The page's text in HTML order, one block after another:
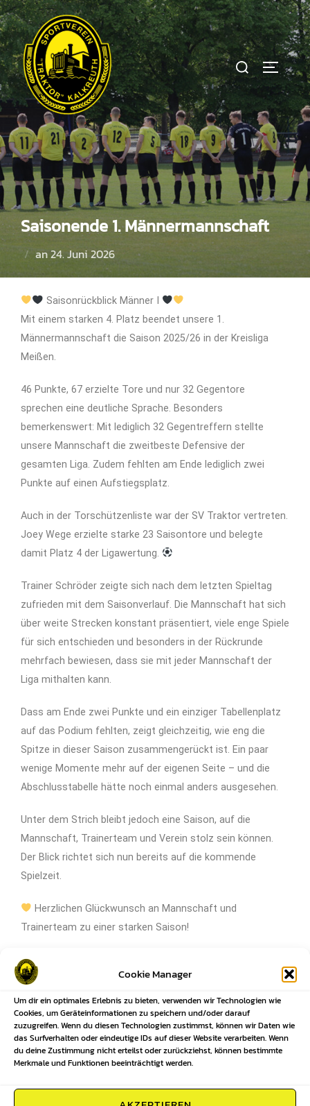
Cookie Manager
Um dir ein optimales Erlebnis zu bieten, verwenden wir Technologien wie
Cookies, um Geräteinformationen zu speichern und/oder darauf
zuzugreifen. Wenn du diesen Technologien zustimmst, können wir Daten wie
das Surfverhalten oder eindeutige IDs auf dieser Website verarbeiten. Wenn
du deine Zustimmung nicht erteilst oder zurückziehst, können bestimmte
Merkmale und Funktionen beeinträchtigt werden.
Saisonende 1. Männermannschaft
an24. Juni 2026
Saisonrückblick Männer I
Mit einem starken 4. Platz beendet unsere 1.
Männermannschaft die Saison 2025/26 in der Kreisliga
Meißen.
46 Punkte, 67 erzielte Tore und nur 32 Gegentore
sprechen eine deutliche Sprache. Besonders
bemerkenswert: Mit lediglich 32 Gegentreffern stellte
unsere Mannschaft die zweitbeste Defensive der
gesamten Liga. Zudem fehlten am Ende lediglich zwei
Punkte auf einen Aufstiegsplatz.
Auch in der Torschützenliste war der SV Traktor vertreten.
Joey Wege erzielte starke 23 Saisontore und belegte
damit Platz 4 der Ligawertung.
Trainer Schröder zeigte sich nach dem letzten Spieltag
zufrieden mit dem Saisonverlauf. Die Mannschaft hat sich
über weite Strecken konstant präsentiert, viele enge Spiele
für sich entschieden und besonders in der Rückrunde
mehrfach bewiesen, dass sie mit jeder Mannschaft der
Liga mithalten kann.
Dass am Ende zwei Punkte und ein einziger Tabellenplatz
auf das Podium fehlten, zeigt gleichzeitig, wie eng die
Spitze in dieser Saison zusammengerückt ist. Ein paar
wenige Momente mehr auf der eigenen Seite – und die
Abschlusstabelle hätte noch einmal anders ausgesehen.
Unter dem Strich bleibt jedoch eine Saison, auf die
Mannschaft, Trainerteam und Verein stolz sein können.
Der Blick richtet sich nun bereits auf die kommende
Spielzeit.
Herzlichen Glückwunsch an Mannschaft und
Trainerteam zu einer starken Saison!